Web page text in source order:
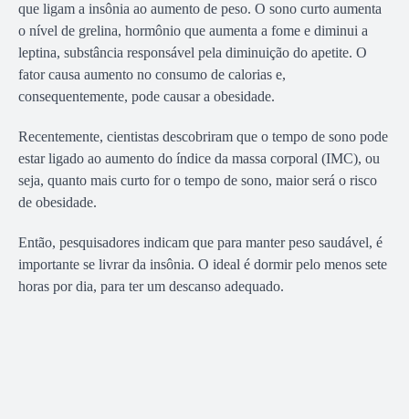
que ligam a insônia ao aumento de peso. O sono curto aumenta
o nível de grelina, hormônio que aumenta a fome e diminui a
leptina, substância responsável pela diminuição do apetite. O
fator causa aumento no consumo de calorias e,
consequentemente, pode causar a obesidade.
Recentemente, cientistas descobriram que o tempo de sono pode
estar ligado ao aumento do índice da massa corporal (IMC), ou
seja, quanto mais curto for o tempo de sono, maior será o risco
de obesidade.
Então, pesquisadores indicam que para manter peso saudável, é
importante se livrar da insônia. O ideal é dormir pelo menos sete
horas por dia, para ter um descanso adequado.